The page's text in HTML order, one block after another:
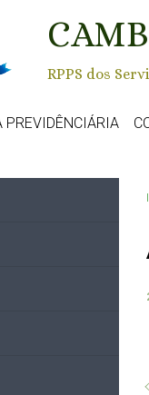
RPPS dos
PREVIDÊNCIÁRIA